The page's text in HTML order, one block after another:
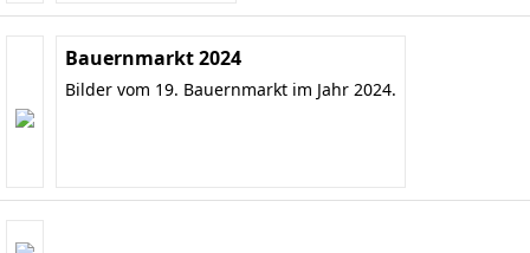
Bauernmarkt 2024
Bilder vom 19. Bauernmarkt im Jahr 2024.